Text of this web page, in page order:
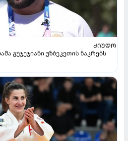
ᲫᲘᲣᲓᲝ
გუჯეჯიანი უზბეკეთის ნაკრებს